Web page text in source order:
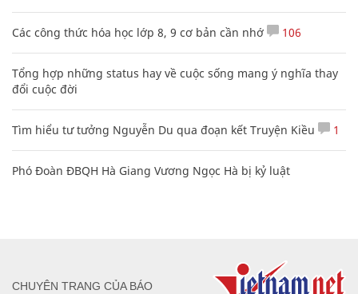
Các công thức hóa học lớp 8, 9 cơ bản cần nhớ 106
Tổng hợp những status hay về cuộc sống mang ý nghĩa thay
đổi cuộc đời
Tìm hiểu tư tưởng Nguyễn Du qua đoạn kết Truyện Kiều 1
Phó Đoàn ĐBQH Hà Giang Vương Ngọc Hà bị kỷ luật
CHUYÊN TRANG CỦA BÁO